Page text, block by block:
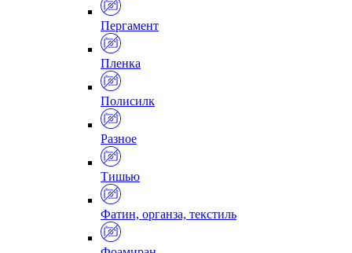
Пергамент
Пленка
Полисилк
Разное
Тишью
Фатин, органза, текстиль